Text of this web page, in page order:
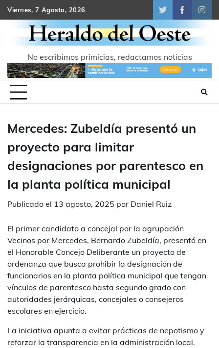
Skip
to
content
Viernes, 7 Agosto, 2026
TwitterFacebook
No escribimos primicias, redactamos noticias
Mercedes: Zubeldía presentó un
proyecto para limitar
designaciones por parentesco en
la planta política municipal
Publicado el 13 agosto, 2025 por Daniel Ruiz
El primer candidato a concejal por la agrupación
Vecinos por Mercedes, Bernardo Zubeldía, presentó en
el Honorable Concejo Deliberante un proyecto de
ordenanza que busca prohibir la designación de
funcionarios en la planta política municipal que tengan
vínculos de parentesco hasta segundo grado con
autoridades jerárquicas, concejales o consejeros
escolares en ejercicio.
La iniciativa apunta a evitar prácticas de nepotismo y
reforzar la transparencia en la administración local.